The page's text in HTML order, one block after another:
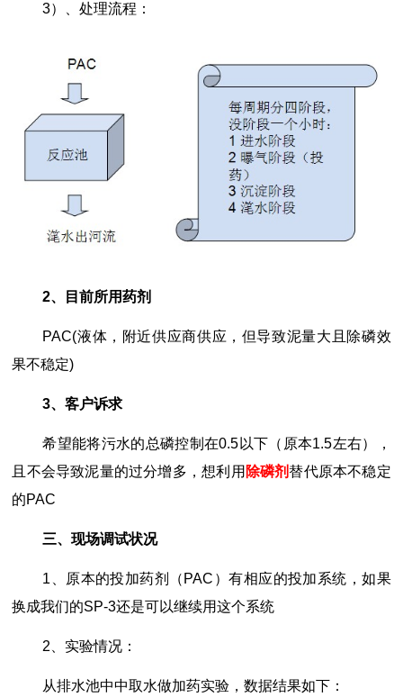
3）、处理流程：
2、目前所用药剂
PAC(液体，附近供应商供应，但导致泥量大且除磷效
果不稳定)
3、客户诉求
希望能将污水的总磷控制在0.5以下（原本1.5左右），
且不会导致泥量的过分增多，想利用 除磷剂 替代原本不稳定
的PAC
三、现场调试状况
1、原本的投加药剂（PAC）有相应的投加系统，如果
换成我们的SP-3还是可以继续用这个系统
2、实验情况：
从排水池中中取水做加药实验，数据结果如下：